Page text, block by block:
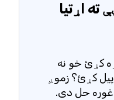
ته اړتیا
کړئ خو نه
کړئ؟ زموږ
غوره حل دی.